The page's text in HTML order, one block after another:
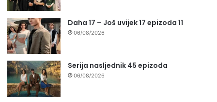
Daha 17 – Još uvijek 17 epizoda 11
06/08/2026
Serija nasljednik 45 epizoda
06/08/2026